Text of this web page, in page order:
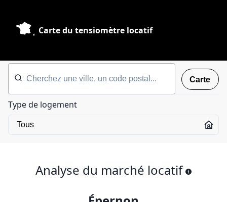
Carte du tensiomètre locatif
Carte
Type de logement
Analyse du marché locatif